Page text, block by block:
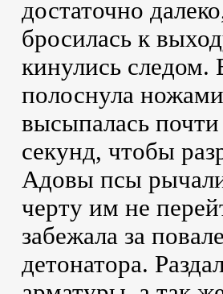
достаточно
бросилась к
кинулись следом.
полоснула
высыпалась
секунд, чтобы
Адовы псы
черту им не
забежала за
детонатора.